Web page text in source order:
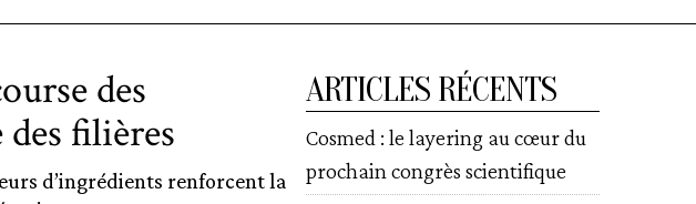
des
filières
d’ingrédients renforcent la
ARTICLES RÉCENTS
Cosmed : le layering au cœur du
prochain congrès scientifique